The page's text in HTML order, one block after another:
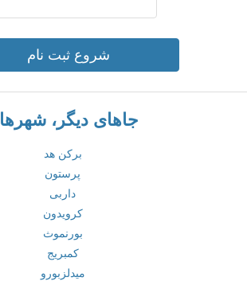
شروع ثبت نام
جاهای دیگر، شهرها
برکن هد
پرستون
داربی
کرویدون
بورنموث
کمبریج
میدلزبورو